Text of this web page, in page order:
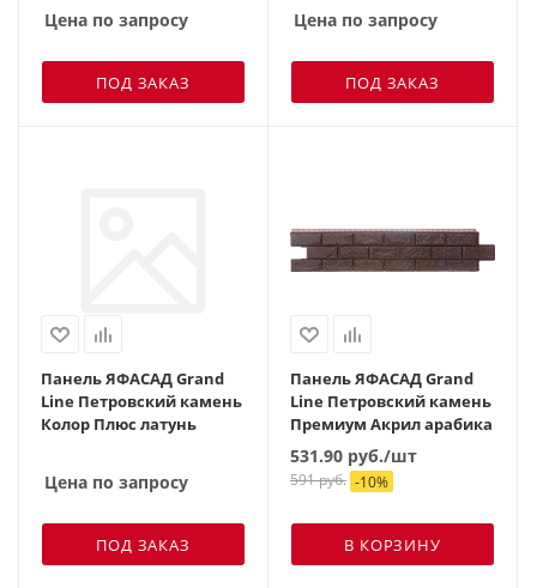
Цена по запросу
ПОД ЗАКАЗ
Цена по запросу
ПОД ЗАКАЗ
Панель ЯФАСАД Grand
Line Петровский камень
Колор Плюс латунь
Цена по запросу
ПОД ЗАКАЗ
Панель ЯФАСАД Grand
Line Петровский камень
Премиум Акрил арабика
531.90 руб./шт
591руб. -10%
В КОРЗИНУ